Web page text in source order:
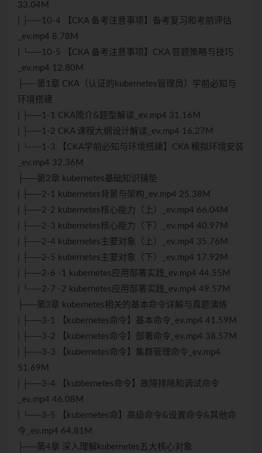
33.04M
| ├──10-4 【CKA 备考注意事项】备考复习和考前评估
_ev.mp4 8.78M
| └──10-5 【CKA 备考注意事项】CKA 答题策略与技巧
_ev.mp4 12.80M
├──第1章 CKA（认证的kubernetes管理员）学前必知与
环境搭建
| ├──1-1 CKA简介&题型解读_ev.mp4 31.16M
| ├──1-2 CKA 课程大纲设计解读_ev.mp4 16.27M
| └──1-3 【CKA学前必知与环境搭建】CKA 模拟环境安装
_ev.mp4 32.36M
├──第2章 kubernetes基础知识铺垫
| ├──2-1 kubernetes背景与架构_ev.mp4 25.38M
| ├──2-2 kubernetes核心能力（上）_ev.mp4 66.04M
| ├──2-3 kubernetes核心能力（下）_ev.mp4 40.97M
| ├──2-4 kubernetes主要对象（上）_ev.mp4 35.76M
| ├──2-5 kubernetes主要对象（下）_ev.mp4 17.92M
| ├──2-6 -1 kubernetes应用部署实践_ev.mp4 44.55M
| └──2-7 -2 kubernetes应用部署实践_ev.mp4 49.57M
├──第3章 kubernetes相关的基本命令详解与真题演练
| ├──3-1 【kubernetes命令】基本命令_ev.mp4 41.59M
| ├──3-2 【kubernetes命令】部署命令_ev.mp4 38.57M
| ├──3-3 【kubernetes命令】集群管理命令_ev.mp4
51.69M
| ├──3-4 【kubbernetes命令】故障排除和调试命令
_ev.mp4 46.08M
| └──3-5 【kubernetes命】高级命令&设置命令&其他命
令_ev.mp4 64.81M
├──第4章 深入理解kubernetes五大核心对象